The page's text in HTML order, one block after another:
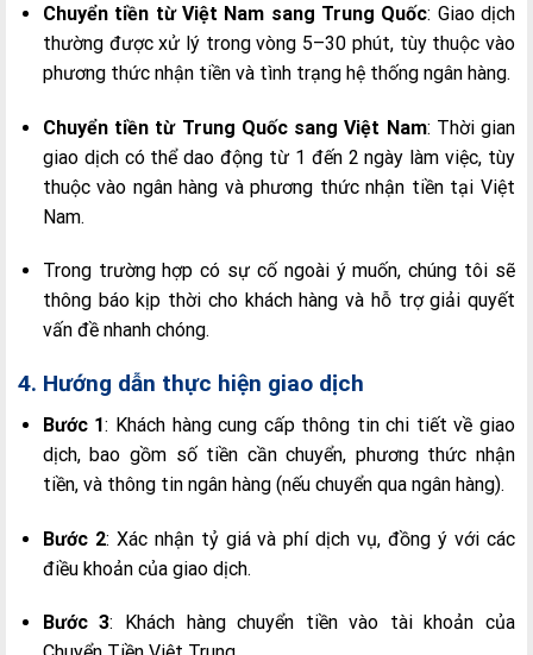
Chuyển tiền từ Việt Nam sang Trung Quốc: Giao dịch
thường được xử lý trong vòng 5–30 phút, tùy thuộc vào
phương thức nhận tiền và tình trạng hệ thống ngân hàng.
Chuyển tiền từ Trung Quốc sang Việt Nam: Thời gian
giao dịch có thể dao động từ 1 đến 2 ngày làm việc, tùy
thuộc vào ngân hàng và phương thức nhận tiền tại Việt
Nam.
Trong trường hợp có sự cố ngoài ý muốn, chúng tôi sẽ
thông báo kịp thời cho khách hàng và hỗ trợ giải quyết
vấn đề nhanh chóng.
4. Hướng dẫn thực hiện giao dịch
Bước 1: Khách hàng cung cấp thông tin chi tiết về giao
dịch, bao gồm số tiền cần chuyển, phương thức nhận
tiền, và thông tin ngân hàng (nếu chuyển qua ngân hàng).
Bước 2: Xác nhận tỷ giá và phí dịch vụ, đồng ý với các
điều khoản của giao dịch.
Bước 3: Khách hàng chuyển tiền vào tài khoản của